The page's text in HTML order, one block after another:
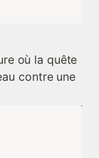
où la quête
contre une